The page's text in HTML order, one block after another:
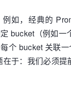
如，经典的
bucket（例如
个 bucket 关联
于：我们必须